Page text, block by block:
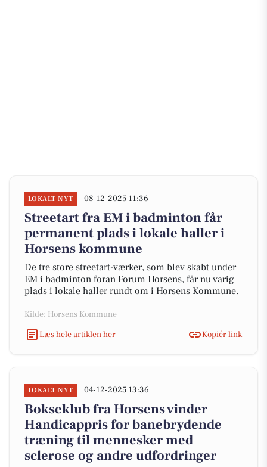
LOKALT NYT 08-12-2025 11:36
Streetart fra EM i badminton får
permanent plads i lokale haller i
Horsens kommune
De tre store streetart-værker, som blev skabt under
EM i badminton foran Forum Horsens, får nu varig
plads i lokale haller rundt om i Horsens Kommune.
Kilde: Horsens Kommune
Læs hele artiklen her
Kopiér link
LOKALT NYT 04-12-2025 13:36
Bokseklub fra Horsens vinder
Handicappris for banebrydende
træning til mennesker med
sclerose og andre udfordringer